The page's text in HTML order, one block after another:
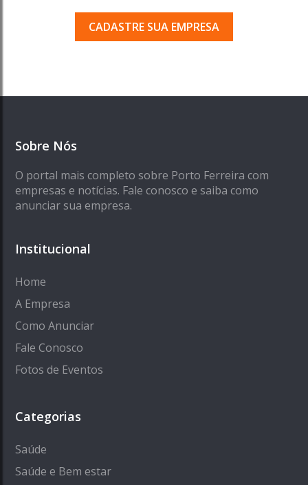
CADASTRE SUA EMPRESA
Sobre Nós
O portal mais completo sobre Porto Ferreira com
empresas e notícias. Fale conosco e saiba como
anunciar sua empresa.
Institucional
Home
A Empresa
Como Anunciar
Fale Conosco
Fotos de Eventos
Categorias
Saúde
Saúde e Bem estar